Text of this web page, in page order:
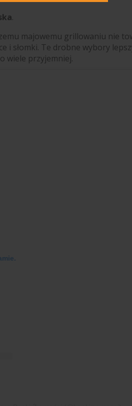
.
majowemu grillowaniu nie
i słomki. Te drobne wybory
wiele przyjemniej.